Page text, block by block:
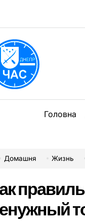
Головна
Домашня Жизнь